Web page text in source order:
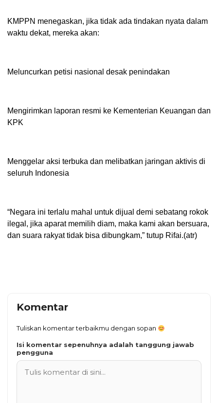
‎KMPPN menegaskan, jika tidak ada tindakan nyata dalam
waktu dekat, mereka akan:
‎Meluncurkan petisi nasional desak penindakan
‎Mengirimkan laporan resmi ke Kementerian Keuangan dan
KPK
‎Menggelar aksi terbuka dan melibatkan jaringan aktivis di
seluruh Indonesia
‎“Negara ini terlalu mahal untuk dijual demi sebatang rokok
ilegal, jika aparat memilih diam, maka kami akan bersuara,
dan suara rakyat tidak bisa dibungkam,” tutup Rifai.(atr)
Komentar
Tuliskan komentar terbaikmu dengan sopan
Isi komentar sepenuhnya adalah tanggung jawab
pengguna